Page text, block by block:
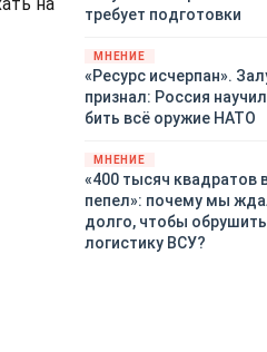
Однако часто возникают
предположения о
«сменщике»
этом позорном посту.
Рассмотрим, кто же
требует подготовки
МНЕНИЕ
«Ресурс исчерпан».
признал: Россия
бить всё оружие НАТО
МНЕНИЕ
«400 тысяч квадратов
пепел»: почему мы
долго, чтобы обрушить
логистику ВСУ?